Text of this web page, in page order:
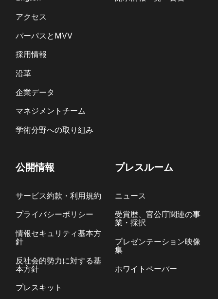
アクセス
パーパスとMVV
採用情報
沿革
企業データ
マネジメントチーム
学術分野への取り組み
公開情報
サービス約款・利用規約
プライバシーポリシー
情報セキュリティ基本方
針
反社会的勢力に対する基
本方針
プレスキット
プレスルーム
ニュース
受賞歴、官公庁関連の事
業・採択
プレゼンテーション映像
集
ホワイトペーパー